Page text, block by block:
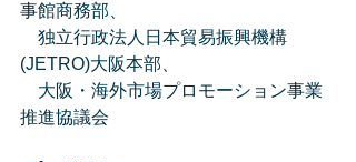
事館商務部、
独立行政法人日本貿易振興機構
(JETRO)大阪本部、
大阪・海外市場プロモーション事業
推進協議会